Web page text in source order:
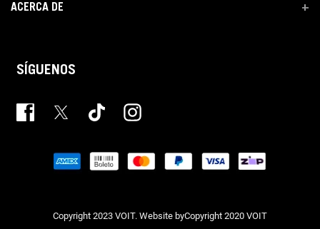
ACERCA DE +
SÍGUENOS
Copyright 2023 VOIT. Website byCopyright 2020 VOIT